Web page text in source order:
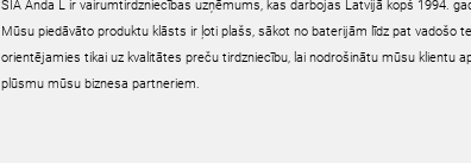
SIA Anda L ir vairumtirdzniecības uzņēmums, kas darbojas Latvijā kopš 1994.
Mūsu piedāvāto produktu klāsts ir ļoti plašs, sākot no baterijām līdz pat vadošo
orientējamies tikai uz kvalitātes preču tirdzniecību, lai nodrošinātu mūsu klientu
plūsmu mūsu biznesa partneriem.